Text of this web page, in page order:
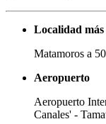
Localidad
Matamoros a
Aeropuerto
Aeropuerto
Canales' -